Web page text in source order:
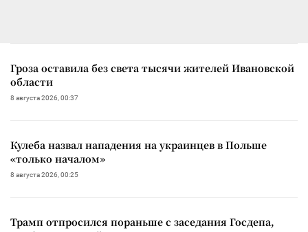
Гроза оставила без света тысячи жителей Ивановской
области
8 августа 2026, 00:37
Кулеба назвал нападения на украинцев в Польше
«только началом»
8 августа 2026, 00:25
Трамп отпросился пораньше с заседания Госдепа,